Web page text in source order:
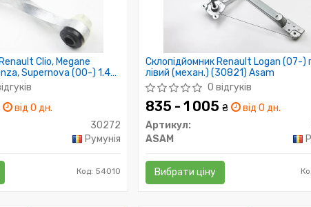
Clio, Megane
Supernova (00-) 1.4-
від 0 дн.
30272
Румунія
Код: 54010
Склопідйомник Renault Logan (07-)
лівий (механ.) (30821) Asam
0 відгуків
835 - 1 005₴
від 0 дн.
Артикул:
ASAM
Вибрати ціну